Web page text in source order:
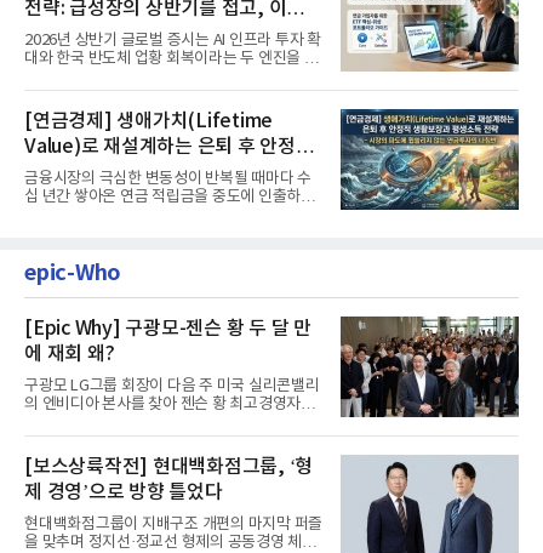
전략: 급성장의 상반기를 접고, 이제
'실적'이 가르는 하반기를 맞다
2026년 상반기 글로벌 증시는 AI 인프라 투자 확
대와 한국 반도체 업황 회복이라는 두 엔진을 달
[연금경제] 생애가치(Lifetime
Value)로 재설계하는 은퇴 후 안정적
생활보장과 평생소득 전략
금융시장의 극심한 변동성이 반복될 때마다 수
십 년간 쌓아온 연금 적립금을 중도에 인출하거
epic-Who
[Epic Why] 구광모-젠슨 황 두 달 만
에 재회 왜?
구광모 LG그룹 회장이 다음 주 미국 실리콘밸리
의 엔비디아 본사를 찾아 젠슨 황 최고경영자
[보스상륙작전] 현대백화점그룹, ‘형
제 경영’으로 방향 틀었다
현대백화점그룹이 지배구조 개편의 마지막 퍼즐
을 맞추며 정지선·정교선 형제의 공동경영 체제